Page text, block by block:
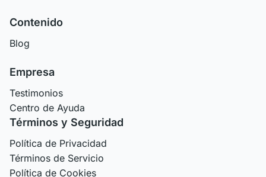
Contenido
Blog
Empresa
Testimonios
Centro de Ayuda
Términos y Seguridad
Política de Privacidad
Términos de Servicio
Política de Cookies